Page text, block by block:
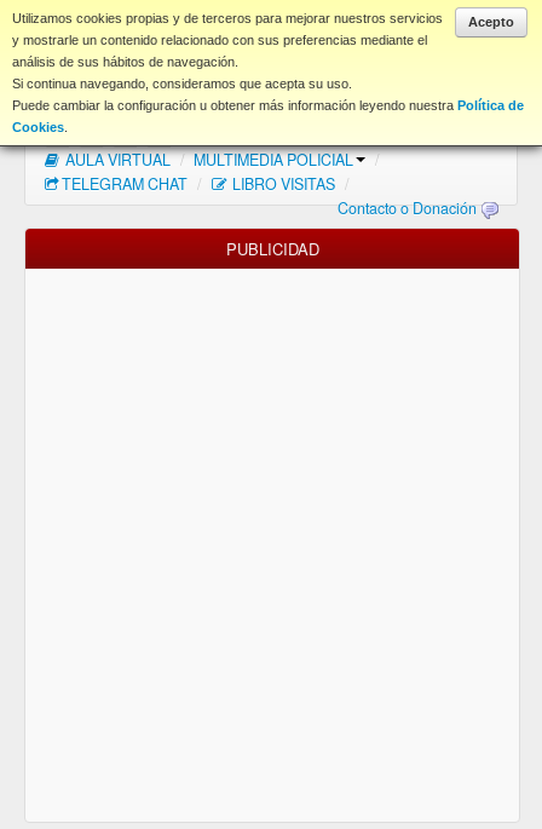
Acepto
Utilizamos cookies propias y de terceros para mejorar nuestros servicios
y mostrarle un contenido relacionado con sus preferencias mediante el
análisis de sus hábitos de navegación.
Si continua navegando, consideramos que acepta su uso.
Puede cambiar la configuración u obtener más información leyendo nuestra Política de
Cookies
www.coet.es
Portal
Índice Foros
FAQ
Descargas
AULA VIRTUAL / MULTIMEDIA POLICIAL
/
TELEGRAM CHAT / LIBRO VISITAS /
Contacto o Donación
PUBLICIDAD